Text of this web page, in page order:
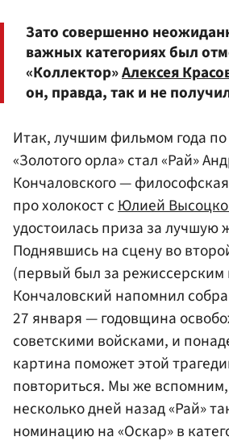
Зато совершенно
важных категориях был
«Коллектор»Алексея
он, правда, так и не
Итак, лучшим фильмом года
«Золотого орла» стал «Рай»
Кончаловского —
про холокост с Юлией
удостоилась приза за лучшую
Поднявшись на сцену во
(первый был за режиссерским
Кончаловский напомнил
27 января — годовщина
советскими войсками, и
картина поможет этой
повториться. Мы же
несколько дней назад «Рай»
номинацию на «Оскар» в